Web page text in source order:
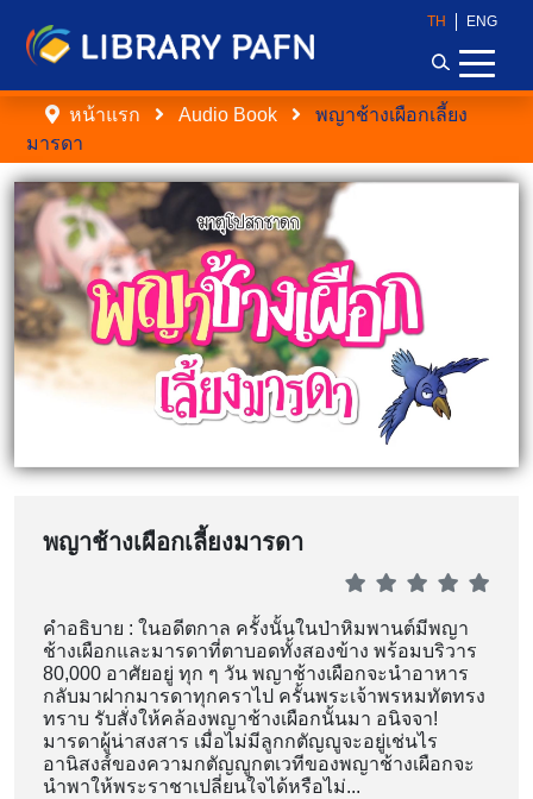
TH ENG
หน้าแรก Audio Book
พญาช้างเผือกเลี้ยง
มารดา
พญาช้างเผือกเลี้ยงมารดา
คำอธิบาย : ในอดีตกาล ครั้งนั้นในป่าหิมพานต์มีพญา
ช้างเผือกและมารดาที่ตาบอดทั้งสองข้าง พร้อมบริวาร
80,000 อาศัยอยู่ ทุก ๆ วัน พญาช้างเผือกจะนำอาหาร
กลับมาฝากมารดาทุกคราไป ครั้นพระเจ้าพรหมทัตทรง
ทราบ รับสั่งให้คล้องพญาช้างเผือกนั้นมา อนิจจา!
มารดาผู้น่าสงสาร เมื่อไม่มีลูกกตัญญูจะอยู่เช่นไร
อานิสงส์ของความกตัญญูกตเวทีของพญาช้างเผือกจะ
นำพาให้พระราชาเปลี่ยนใจได้หรือไม่...